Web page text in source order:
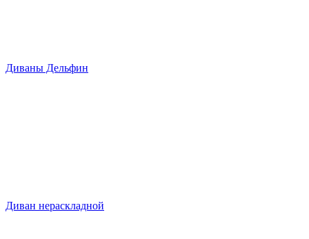
Диваны Дельфин
Диван нераскладной